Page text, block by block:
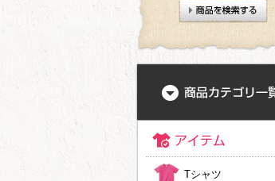
Tシャツ